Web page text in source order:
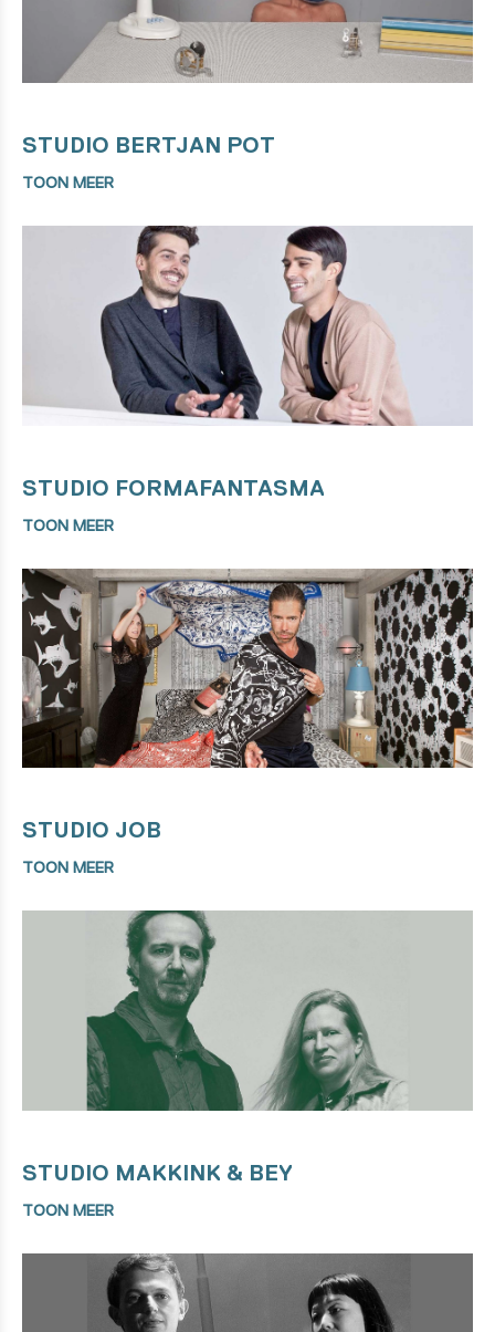
STUDIO BERTJAN POT
TOON MEER
STUDIO FORMAFANTASMA
TOON MEER
STUDIO JOB
TOON MEER
STUDIO MAKKINK & BEY
TOON MEER